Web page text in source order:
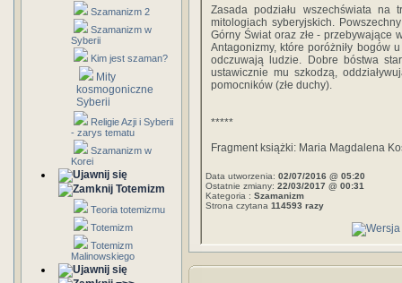
Szamanizm 2
Szamanizm w
Syberii
Kim jest szaman?
Mity
kosmogoniczne
Syberii
Religie Azji i Syberii
- zarys tematu
Szamanizm w
Korei
Totemizm
Teoria totemizmu
Totemizm
Totemizm
Malinowskiego
Zasada podziału wszechświata
mitologiach syberyjskich.
Górny Świat oraz złe - przebywające
Antagonizmy, które poróżniły bogów
odczuwają ludzie. Dobre bóstwa
ustawicznie mu szkodzą,
pomocników (złe duchy).
*****
Fragment książki: Maria Magdalena
Data utworzenia: 02/07/2016 @ 05:20
Ostatnie zmiany: 22/03/2017 @ 00:31
Kategoria : Szamanizm
Strona czytana 114593 razy